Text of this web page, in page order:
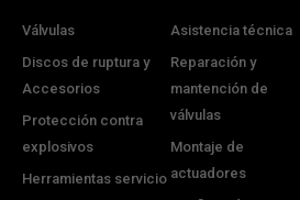
Válvulas
Discos de ruptura y
Accesorios
Protección contra
explosivos
Herramientas servicio
Asistencia técnica
Reparación y
mantención de
válvulas
Montaje de
actuadores